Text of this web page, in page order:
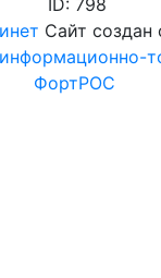
ID: 798
Сайт
ФортРОС